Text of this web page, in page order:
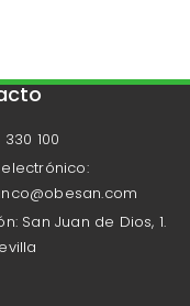
100
San Juan de Dios, 1.